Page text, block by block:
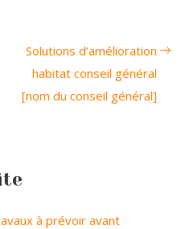
Solutions d’amélioration
habitat conseil général
[nom du conseil général]
à prévoir avant